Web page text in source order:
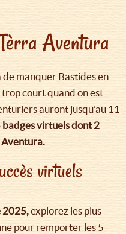
Aventura
manquer Bastides en
trop court quand on est
auront jusqu’au 11
badges virtuels dont 2
Aventura.
virtuels
2025,explorez les plus
pour remporter les 5